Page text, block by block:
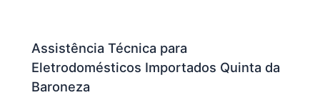
Assistência Técnica para
Eletrodomésticos Importados Quinta da
Baroneza